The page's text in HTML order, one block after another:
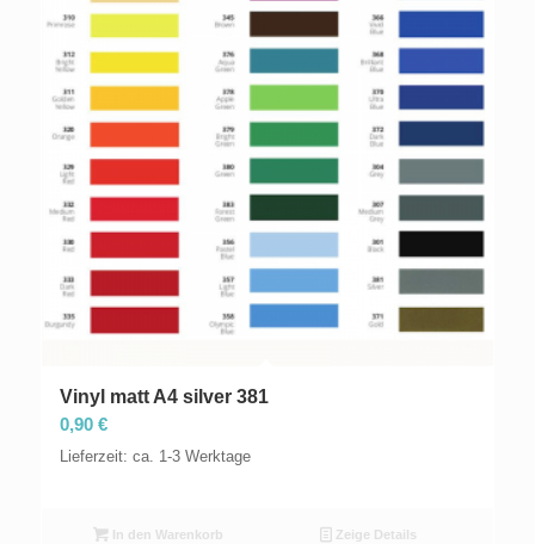
Vinyl matt A4 silver 381
0,90 €
Lieferzeit: ca. 1-3 Werktage
In den Warenkorb Zeige Details